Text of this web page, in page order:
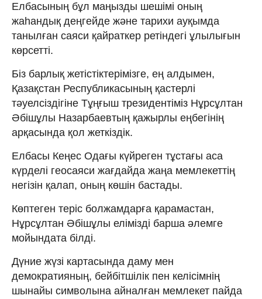
Елбасының бұл маңызды шешімі оның
жаһандық деңгейде және тарихи ауқымда
танылған саяси қайраткер ретіндегі ұлылығын
көрсетті.
Біз барлық жетістіктерімізге, ең алдымен,
Қазақстан Республикасының қастерлі
тәуелсіздігіне Тұңғыш трезидентіміз Нұрсұлтан
Әбішұлы Назарбаевтың қажырлы еңбегінің
арқасында қол жеткіздік.
Елбасы Кеңес Одағы күйреген тұстағы аса
күрделі геосаяси жағдайда жаңа мемлекеттің
негізін қалап, оның көшін бастады.
Көптеген теріс болжамдарға қарамастан,
Нұрсұлтан Әбішұлы елімізді барша әлемге
мойындата білді.
Дүние жүзі картасында даму мен
демократияның, бейбітшілік пен келісімнің
шынайы символына айналған мемлекет пайда